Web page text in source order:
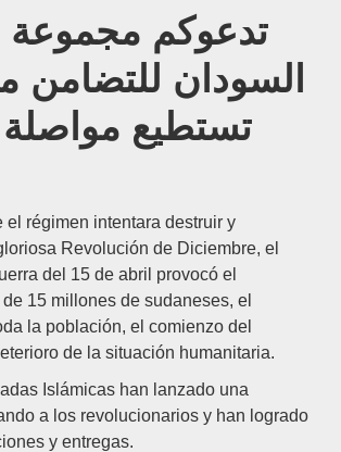
تدعوكم مجموعة
السودان للتضامن
تستطيع
el régimen intentara destruir y
Revolución de Diciembre, el
del 15 de abril provocó el
15 millones de sudaneses, el
la población, el comienzo del
de la situación humanitaria.
Islámicas han lanzado una
a los revolucionarios y han logrado
y entregas.